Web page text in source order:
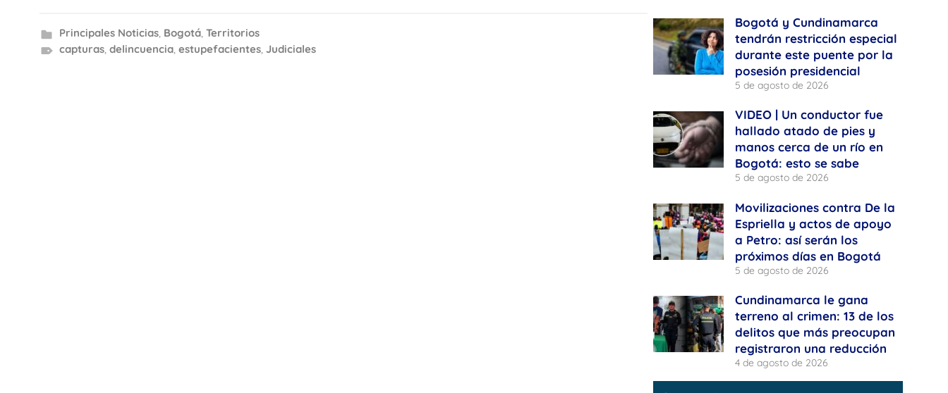
Principales Noticias, Bogotá, Territorios
capturas, delincuencia, estupefacientes, Judiciales
Bogotá y Cundinamarca
tendrán restricción especial
durante este puente por la
posesión presidencial
5 de agosto de 2026
VIDEO | Un conductor fue
hallado atado de pies y
manos cerca de un río en
Bogotá: esto se sabe
5 de agosto de 2026
Movilizaciones contra De la
Espriella y actos de apoyo
a Petro: así serán los
próximos días en Bogotá
5 de agosto de 2026
Cundinamarca le gana
terreno al crimen: 13 de los
delitos que más preocupan
registraron una reducción
4 de agosto de 2026